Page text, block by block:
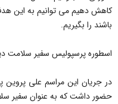
باشند را بگیریم.
اسطوره پرسپولیس سفیر سلامت
در جریان این مراسم علی پروین
حضور داشت که به عنوان سفیر